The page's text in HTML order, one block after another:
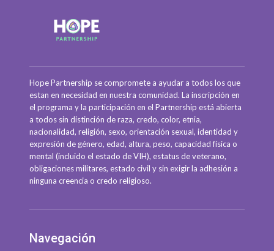
Hope Partnership se compromete a ayudar a todos los que
estan en necesidad en nuestra comunidad. La inscripción en
el programa y la participación en el Partnership está abierta
a todos sin distinción de raza, credo, color, etnia,
nacionalidad, religión, sexo, orientación sexual, identidad y
expresión de género, edad, altura, peso, capacidad física o
mental (incluido el estado de VIH), estatus de veterano,
obligaciones militares, estado civil y sin exigir la adhesión a
ninguna creencia o credo religioso.
Navegación